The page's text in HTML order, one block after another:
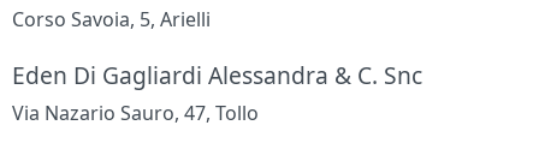
Corso Savoia, 5, Arielli
Eden Di Gagliardi Alessandra & C. Snc
Via Nazario Sauro, 47, Tollo